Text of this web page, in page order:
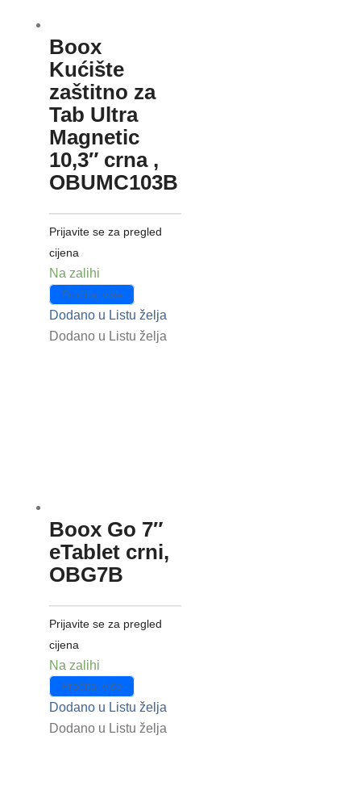
Boox
Kućište
zaštitno za
Tab Ultra
Magnetic
10,3″ crna ,
OBUMC103B
Prijavite se za pregled
cijena
Na zalihi
Pročitaj više
Dodano u Listu želja
Dodano u Listu želja
Boox Go 7″
eTablet crni,
OBG7B
Prijavite se za pregled
cijena
Na zalihi
Pročitaj više
Dodano u Listu želja
Dodano u Listu želja